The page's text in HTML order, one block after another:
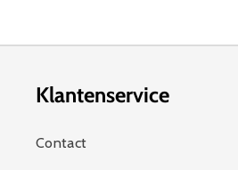
Klantenservice
Contact